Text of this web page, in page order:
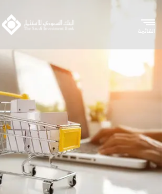
تجاوز إلى المحتوى الرئيسي
القائمة